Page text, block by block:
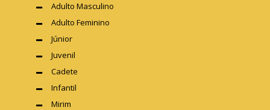
Adulto Masculino
Adulto Feminino
Júnior
Juvenil
Cadete
Infantil
Mirim